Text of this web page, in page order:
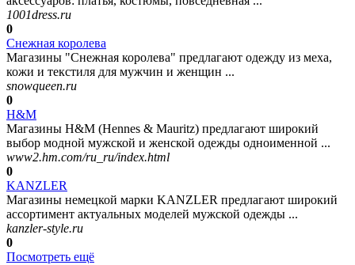
1001dress.ru
0
Снежная королева
Магазины "Снежная королева" предлагают одежду из меха,
кожи и текстиля для мужчин и женщин ...
snowqueen.ru
0
H&M
Магазины H&M (Hennes & Mauritz) предлагают широкий
выбор модной мужской и женской одежды одноименной ...
www2.hm.com/ru_ru/index.html
0
KANZLER
Магазины немецкой марки KANZLER предлагают широкий
ассортимент актуальных моделей мужской одежды ...
kanzler-style.ru
0
Посмотреть ещё